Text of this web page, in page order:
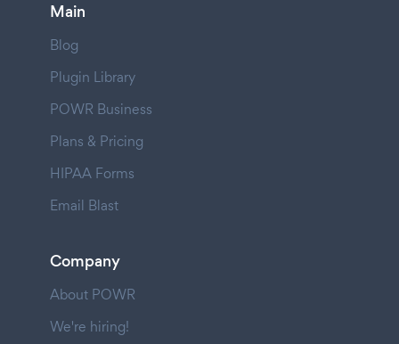
Main
Blog
Plugin Library
POWR Business
Plans & Pricing
HIPAA Forms
Email Blast
Company
About POWR
We're hiring!